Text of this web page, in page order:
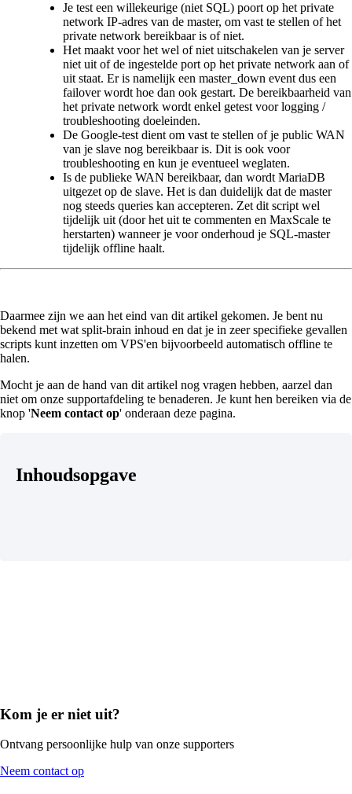
Je test een willekeurige (niet SQL) poort op het private
network IP-adres van de master, om vast te stellen of het
private network bereikbaar is of niet.
Het maakt voor het wel of niet uitschakelen van je server
niet uit of de ingestelde port op het private network aan of
uit staat. Er is namelijk een master_down event dus een
failover wordt hoe dan ook gestart. De bereikbaarheid van
het private network wordt enkel getest voor logging /
troubleshooting doeleinden.
De Google-test dient om vast te stellen of je public WAN
van je slave nog bereikbaar is. Dit is ook voor
troubleshooting en kun je eventueel weglaten.
Is de publieke WAN bereikbaar, dan wordt MariaDB
uitgezet op de slave. Het is dan duidelijk dat de master
nog steeds queries kan accepteren. Zet dit script wel
tijdelijk uit (door het uit te commenten en MaxScale te
herstarten) wanneer je voor onderhoud je SQL-master
tijdelijk offline haalt.
Daarmee zijn we aan het eind van dit artikel gekomen. Je bent nu
bekend met wat split-brain inhoud en dat je in zeer specifieke gevallen
scripts kunt inzetten om VPS'en bijvoorbeeld automatisch offline te
halen.
Mocht je aan de hand van dit artikel nog vragen hebben, aarzel dan
niet om onze supportafdeling te benaderen. Je kunt hen bereiken via de
knop 'Neem contact op' onderaan deze pagina.
Inhoudsopgave
Kom je er niet uit?
Ontvang persoonlijke hulp van onze supporters
Neem contact op